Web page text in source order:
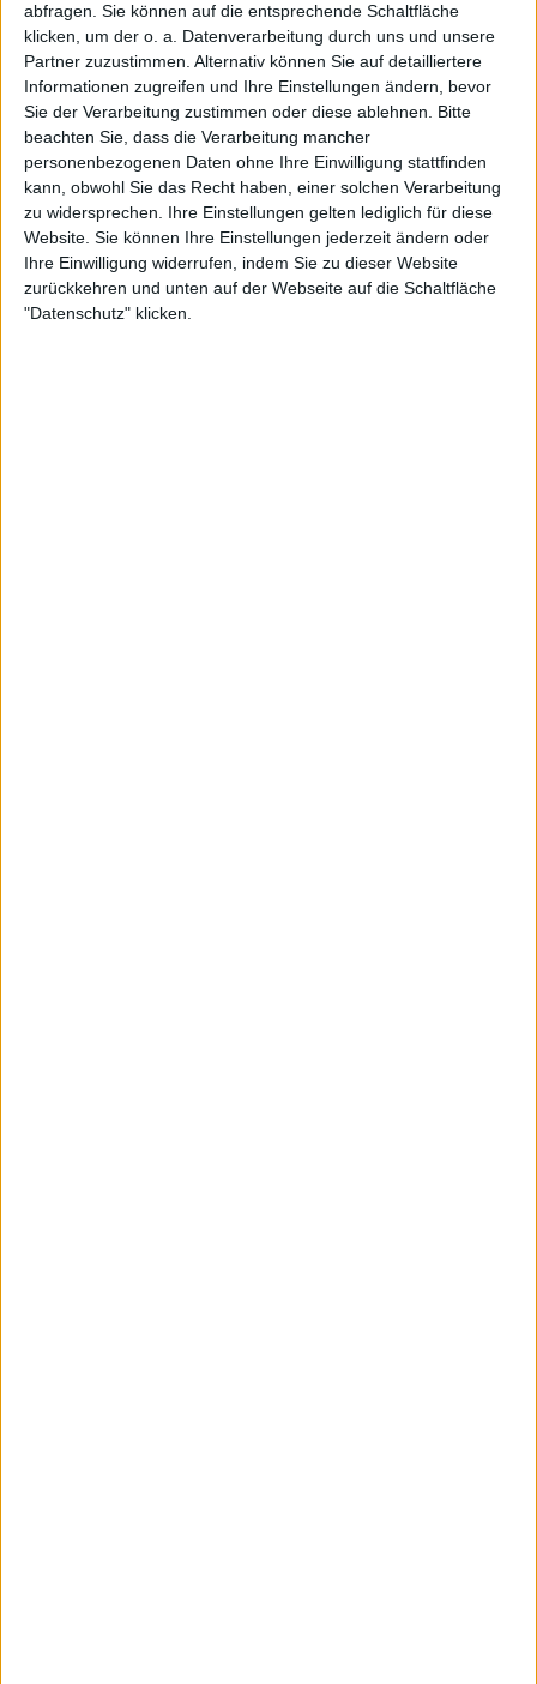
abfragen. Sie können auf die entsprechende Schaltfläche
klicken, um der o. a. Datenverarbeitung durch uns und unsere
Partner zuzustimmen. Alternativ können Sie auf detailliertere
Informationen zugreifen und Ihre Einstellungen ändern, bevor
Sie der Verarbeitung zustimmen oder diese ablehnen. Bitte
beachten Sie, dass die Verarbeitung mancher
personenbezogenen Daten ohne Ihre Einwilligung stattfinden
kann, obwohl Sie das Recht haben, einer solchen Verarbeitung
zu widersprechen. Ihre Einstellungen gelten lediglich für diese
Website. Sie können Ihre Einstellungen jederzeit ändern oder
Ihre Einwilligung widerrufen, indem Sie zu dieser Website
zurückkehren und unten auf der Webseite auf die Schaltfläche
"Datenschutz" klicken.
9/10
Dobbeltgjenger
The Twins
Keine Wertung
Dobbeltgjenger
Blood Money (Single)